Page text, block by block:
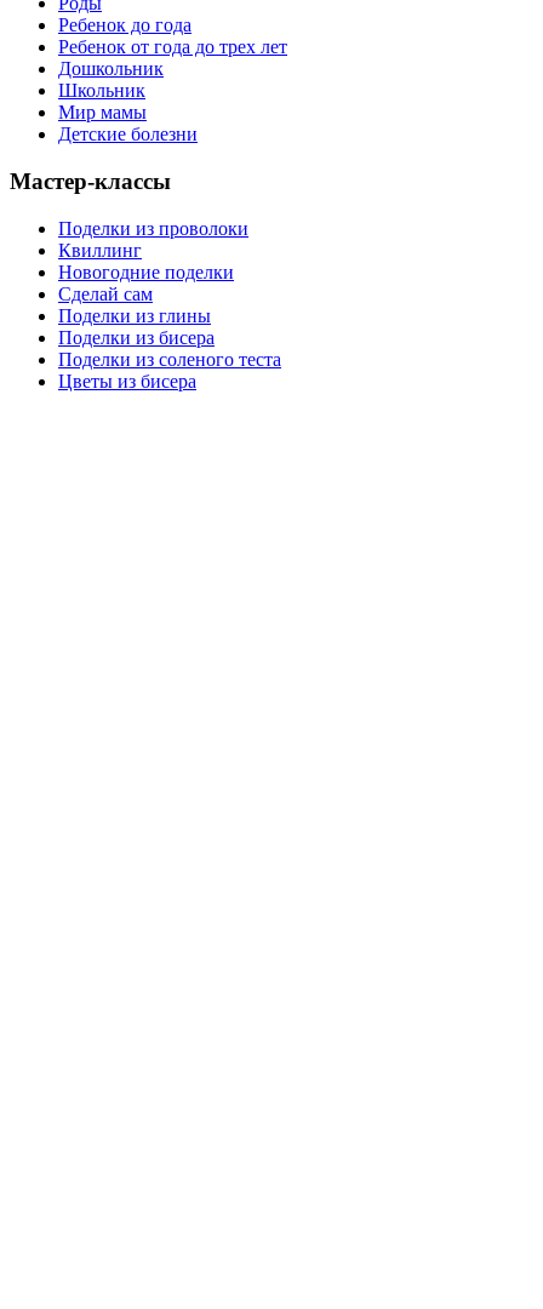
Ребенок до года
Ребенок от года до трех лет
Дошкольник
Школьник
Мир мамы
Детские болезни
Мастер-классы
Поделки из проволоки
Квиллинг
Новогодние поделки
Сделай сам
Поделки из глины
Поделки из бисера
Поделки из соленого теста
Цветы из бисера